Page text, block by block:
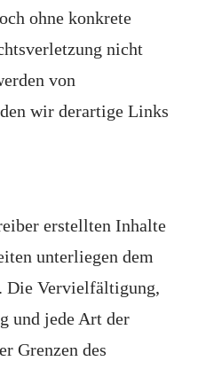
ohne konkrete
nicht
von
wir derartige Links
erstellten Inhalte
unterliegen dem
Die Vervielfältigung,
und jede Art der
Grenzen des